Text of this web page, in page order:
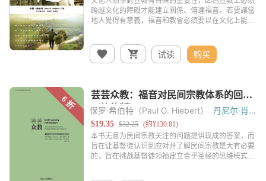
试读 购买
保罗·希伯特（Paul G. Hiebert）
丹尼尔·肖
（Danicl Shaw） 泰特·帖恩努（Tite
Tienou）